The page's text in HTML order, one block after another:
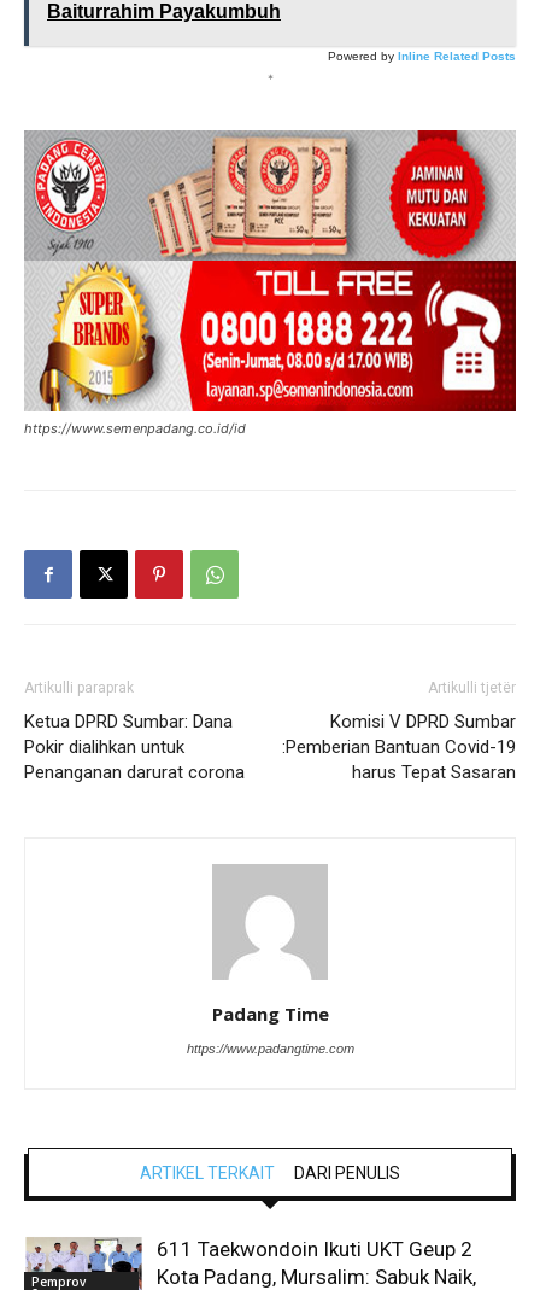
Baiturrahim Payakumbuh
Powered by Inline Related Posts
*
https://www.semenpadang.co.id/id
Artikulli paraprak
Ketua DPRD Sumbar: Dana
Pokir dialihkan untuk
Penanganan darurat corona
Artikulli tjetër
Komisi V DPRD Sumbar
:Pemberian Bantuan Covid-19
harus Tepat Sasaran
Padang Time
https://www.padangtime.com
ARTIKEL TERKAIT DARI PENULIS
Pemprov
611 Taekwondoin Ikuti UKT Geup 2
Kota Padang, Mursalim: Sabuk Naik,